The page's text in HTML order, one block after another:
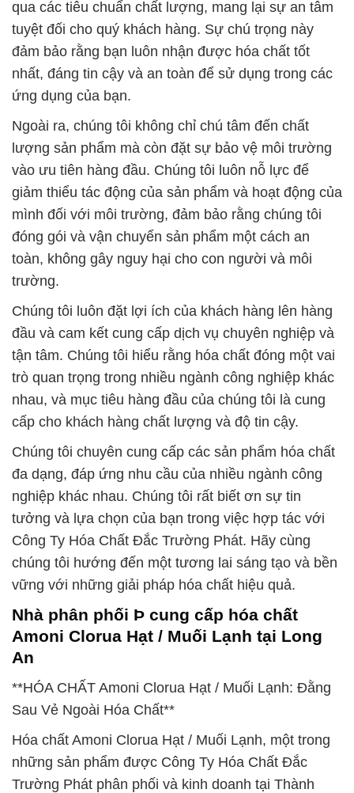
qua các tiêu chuẩn chất lượng, mang lại sự an tâm
tuyệt đối cho quý khách hàng. Sự chú trọng này
đảm bảo rằng bạn luôn nhận được hóa chất tốt
nhất, đáng tin cậy và an toàn để sử dụng trong các
ứng dụng của bạn.
Ngoài ra, chúng tôi không chỉ chú tâm đến chất
lượng sản phẩm mà còn đặt sự bảo vệ môi trường
vào ưu tiên hàng đầu. Chúng tôi luôn nỗ lực để
giảm thiểu tác động của sản phẩm và hoạt động của
mình đối với môi trường, đảm bảo rằng chúng tôi
đóng gói và vận chuyển sản phẩm một cách an
toàn, không gây nguy hại cho con người và môi
trường.
Chúng tôi luôn đặt lợi ích của khách hàng lên hàng
đầu và cam kết cung cấp dịch vụ chuyên nghiệp và
tận tâm. Chúng tôi hiểu rằng hóa chất đóng một vai
trò quan trọng trong nhiều ngành công nghiệp khác
nhau, và mục tiêu hàng đầu của chúng tôi là cung
cấp cho khách hàng chất lượng và độ tin cậy.
Chúng tôi chuyên cung cấp các sản phẩm hóa chất
đa dạng, đáp ứng nhu cầu của nhiều ngành công
nghiệp khác nhau. Chúng tôi rất biết ơn sự tin
tưởng và lựa chọn của bạn trong việc hợp tác với
Công Ty Hóa Chất Đắc Trường Phát. Hãy cùng
chúng tôi hướng đến một tương lai sáng tạo và bền
vững với những giải pháp hóa chất hiệu quả.
Nhà phân phối Þ cung cấp hóa chất
Amoni Clorua Hạt / Muối Lạnh tại Long
An
**HÓA CHẤT Amoni Clorua Hạt / Muối Lạnh: Đằng
Sau Vẻ Ngoài Hóa Chất**
Hóa chất Amoni Clorua Hạt / Muối Lạnh, một trong
những sản phẩm được Công Ty Hóa Chất Đắc
Trường Phát phân phối và kinh doanh tại Thành